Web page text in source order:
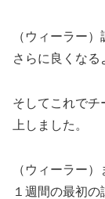
（ウィーラー
さらに良くなる
そしてこれでチ
上しました。
（ウィーラー
１週間の最初の